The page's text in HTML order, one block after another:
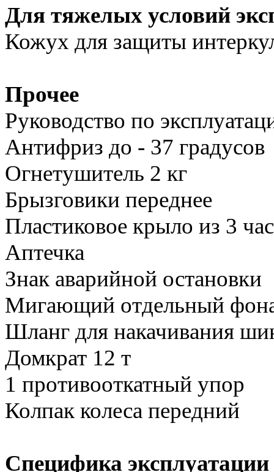
Для тяжелых условий
Кожух для защиты
Прочее
Руководство по
Антифриз до - 37 градусов
Огнетушитель 2 кг
Брызговики переднее
Пластиковое крыло из 3
Аптечка
Знак аварийной остановки
Мигающий отдельный
Шланг для накачивания
Домкрат 12 т
1 противооткатный упор
Колпак колеса передний
Специфика